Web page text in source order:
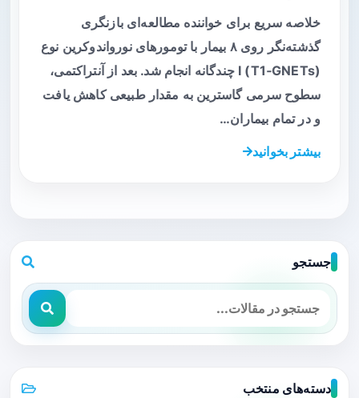
خلاصه سریع برای خواننده مطالعه‌ای بازنگری
گذشته‌نگر روی ۸ بیمار با تومورهای نورواندوکرین نوع
I (T1‑GNETs) چندگانه انجام شد. بعد از آنتراکتمی،
سطوح سرمی گاسترین به مقدار طبیعی کاهش یافت
و در تمام بیماران…
بیشتر بخوانید
جستجو
دسته‌های منتخب